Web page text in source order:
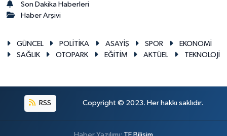
Son Dakika Haberleri
Haber Arşivi
GÜNCEL POLİTİKA ASAYİŞ SPOR
EKONOMİ
SAĞLIK
OTOPARK EĞİTİM AKTÜEL TEKNOLOJİ
RSS Copyright © 2023. Her hakkı saklıdır.